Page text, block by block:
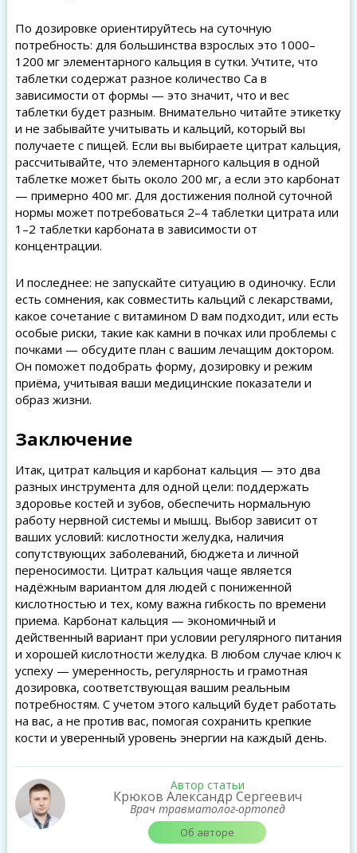
По дозировке ориентируйтесь на суточную
потребность: для большинства взрослых это 1000–
1200 мг элементарного кальция в сутки. Учтите, что
таблетки содержат разное количество Ca в
зависимости от формы — это значит, что и вес
таблетки будет разным. Внимательно читайте этикетку
и не забывайте учитывать и кальций, который вы
получаете с пищей. Если вы выбираете цитрат кальция,
рассчитывайте, что элементарного кальция в одной
таблетке может быть около 200 мг, а если это карбонат
— примерно 400 мг. Для достижения полной суточной
нормы может потребоваться 2–4 таблетки цитрата или
1–2 таблетки карбоната в зависимости от
концентрации.
И последнее: не запускайте ситуацию в одиночку. Если
есть сомнения, как совместить кальций с лекарствами,
какое сочетание с витамином D вам подходит, или есть
особые риски, такие как камни в почках или проблемы с
почками — обсудите план с вашим лечащим доктором.
Он поможет подобрать форму, дозировку и режим
приёма, учитывая ваши медицинские показатели и
образ жизни.
Заключение
Итак, цитрат кальция и карбонат кальция — это два
разных инструмента для одной цели: поддержать
здоровье костей и зубов, обеспечить нормальную
работу нервной системы и мышц. Выбор зависит от
ваших условий: кислотности желудка, наличия
сопутствующих заболеваний, бюджета и личной
переносимости. Цитрат кальция чаще является
надёжным вариантом для людей с пониженной
кислотностью и тех, кому важна гибкость по времени
приема. Карбонат кальция — экономичный и
действенный вариант при условии регулярного питания
и хорошей кислотности желудка. В любом случае ключ к
успеху — умеренность, регулярность и грамотная
дозировка, соответствующая вашим реальным
потребностям. С учетом этого кальций будет работать
на вас, а не против вас, помогая сохранить крепкие
кости и уверенный уровень энергии на каждый день.
Автор статьи
Крюков Александр Сергеевич
Врач травматолог-ортопед
Об авторе